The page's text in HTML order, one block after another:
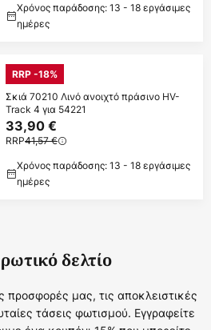
Χρόνος παράδοσης: 13 - 18 εργάσιμες
ημέρες
RRP -18%
Σκιά 70210 Λινό ανοιχτό πράσινο HV-
Track 4 για 54221
33,90 €
RRP41,57 €
Χρόνος παράδοσης: 13 - 18 εργάσιμες
ημέρες
δελτίο
προσφορές μας, τις αποκλειστικές
τάσεις φωτισμού. Εγγραφείτε